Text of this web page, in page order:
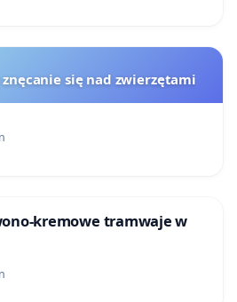
się nad zwierzętami
kremowe tramwaje w